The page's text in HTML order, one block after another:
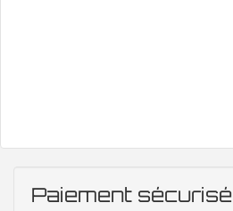
Paiement sécurisé